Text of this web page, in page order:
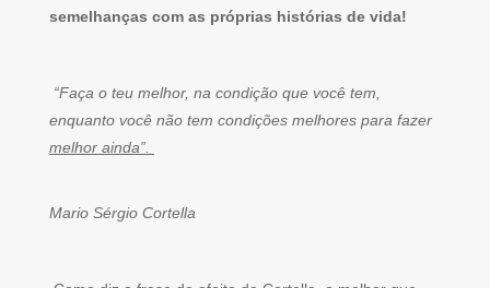
semelhanças com as próprias histórias de vida!
“Faça o teu melhor, na condição que você tem,
enquanto você não tem condições melhores para fazer
melhor ainda”.
Mario Sérgio Cortella